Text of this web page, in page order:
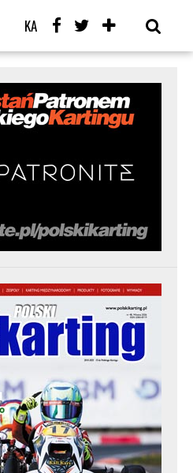
KARTING CAFE LIVE